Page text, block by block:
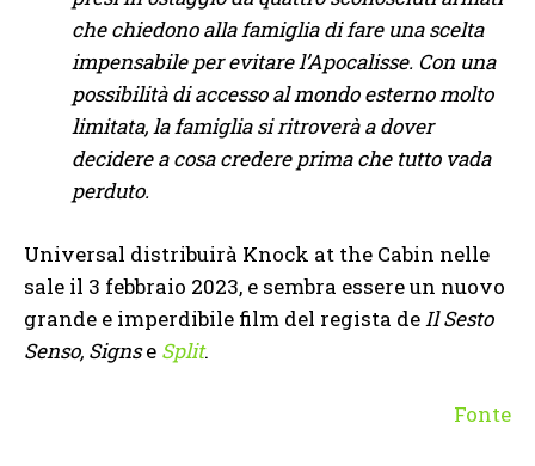
che chiedono alla famiglia di fare una scelta
impensabile per evitare l’Apocalisse. Con una
possibilità di accesso al mondo esterno molto
limitata, la famiglia si ritroverà a dover
decidere a cosa credere prima che tutto vada
perduto.
Universal distribuirà Knock at the Cabin nelle
sale il 3 febbraio 2023, e sembra essere un nuovo
grande e imperdibile film del regista deIl Sesto
Senso, Signse Split.
Fonte